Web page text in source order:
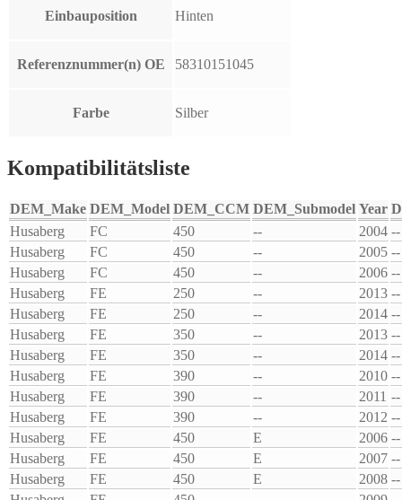
Einbauposition Hinten
Referenznummer(n) OE 58310151045
Farbe Silber
Kompatibilitätsliste
DEM_Make DEM_Model DEM_CCM DEM_Submodel Year
Husaberg
FC 450 -- 2004 --
Husaberg
FC 450 -- 2005 --
Husaberg
FC 450 -- 2006 --
Husaberg
FE 250 -- 2013 --
Husaberg
FE 250 -- 2014 --
Husaberg
FE 350 -- 2013 --
Husaberg
FE 350 -- 2014 --
Husaberg
FE 390 -- 2010 --
Husaberg
FE 390 -- 2011 --
Husaberg
FE 390 -- 2012 --
Husaberg
FE 450 E 2006 --
Husaberg
FE 450 E 2007 --
Husaberg
FE 450 E 2008 --